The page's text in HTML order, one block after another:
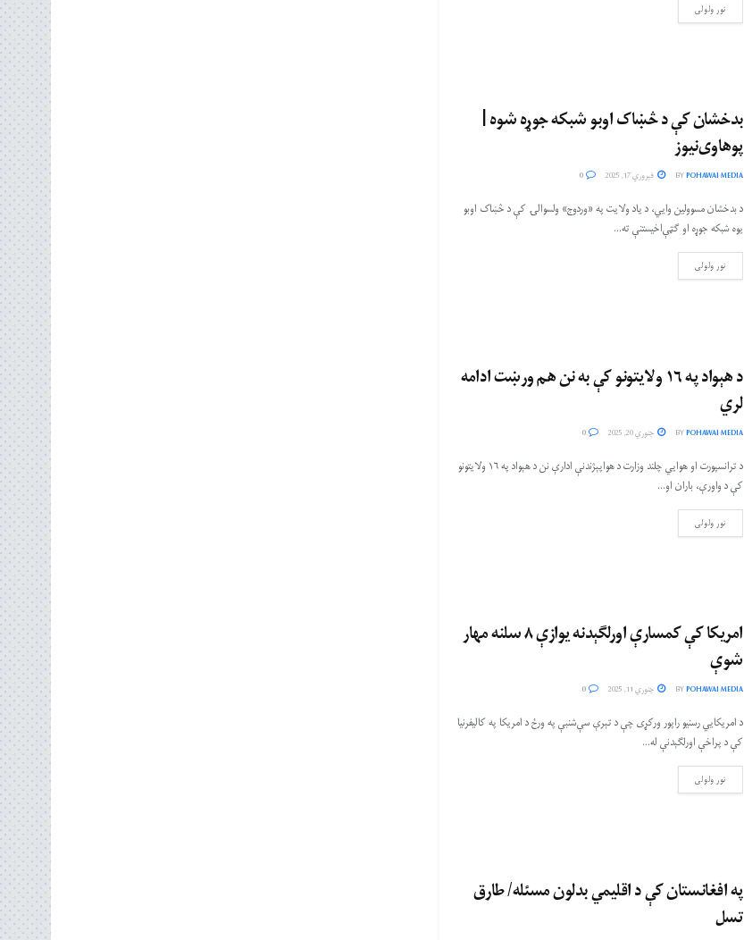
نور ولولی
بدخشان کې د څښاک اوبو شبکه جوړه شوه |
پوهاوی‌نیوز
BYPOHAWAI MEDIA فبروري 17, 2025 0
د بدخشان مسوولین وایي، د یاد ولایت په «وردوج» ولسوالۍ کې د څښاک اوبو
یوه شبکه جوړه او ګټې‌اخیستنې ته...
نور ولولی
د هېواد په ۱۶ ولایتونو کې به نن هم ورښت ادامه
لري
BYPOHAWAI MEDIA جنوري 20, 2025 0
د ترانسپورت او هوايي چلند وزارت د هواپېژندنې ادارې نن د هېواد په ۱۶ ولایتونو
کې د واورې، باران او...
نور ولولی
امریکا کې کمسارې اورلګېدنه یوازې ۸ سلنه مهار
شوې
BYPOHAWAI MEDIA جنوري 11, 2025 0
د امریکايي رسنیو راپور ورکړی چې د تېرې سې‌شنبې په ورځ د امریکا په کالیفرنیا
کې د پراخې اورلګېدنې له...
نور ولولی
په افغانستان کې د اقلیمي بدلون مسئله/ طارق
تسل